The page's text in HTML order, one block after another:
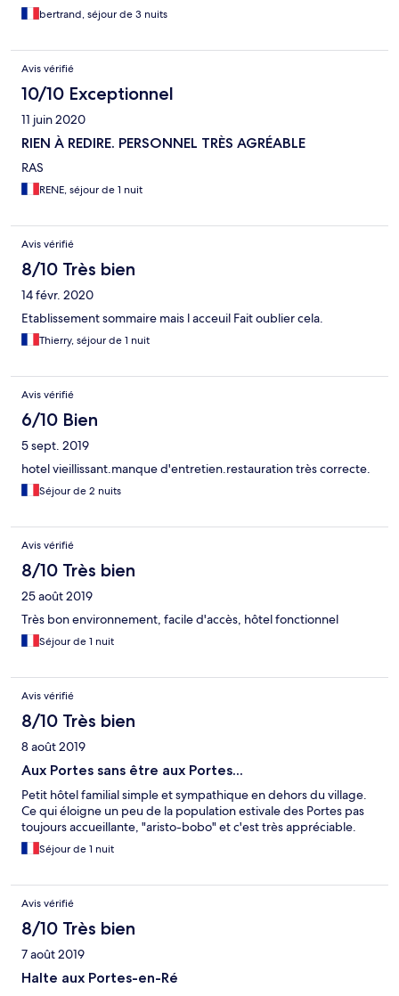
bertrand, séjour de 3 nuits
Avis vérifié
10/10 Exceptionnel
11 juin 2020
RIEN À REDIRE. PERSONNEL TRÈS AGRÉABLE
RAS
RENE, séjour de 1 nuit
Avis vérifié
8/10 Très bien
14 févr. 2020
Etablissement sommaire mais l acceuil Fait oublier cela.
Thierry, séjour de 1 nuit
Avis vérifié
6/10 Bien
5 sept. 2019
hotel vieillissant.manque d'entretien.restauration très correcte.
Séjour de 2 nuits
Avis vérifié
8/10 Très bien
25 août 2019
Très bon environnement, facile d'accès, hôtel fonctionnel
Séjour de 1 nuit
Avis vérifié
8/10 Très bien
8 août 2019
Aux Portes sans être aux Portes...
Petit hôtel familial simple et sympathique en dehors du village.
Ce qui éloigne un peu de la population estivale des Portes pas
toujours accueillante, "aristo-bobo" et c'est très appréciable.
Séjour de 1 nuit
Avis vérifié
8/10 Très bien
7 août 2019
Halte aux Portes-en-Ré